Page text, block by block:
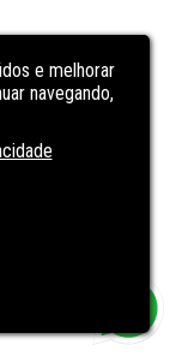
e melhorar
navegando,